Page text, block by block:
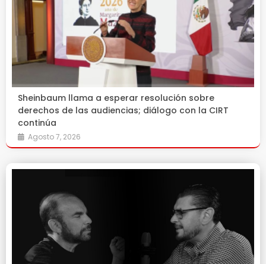
Sheinbaum llama a esperar resolución sobre
derechos de las audiencias; diálogo con la CIRT
continúa
Agosto 7, 2026